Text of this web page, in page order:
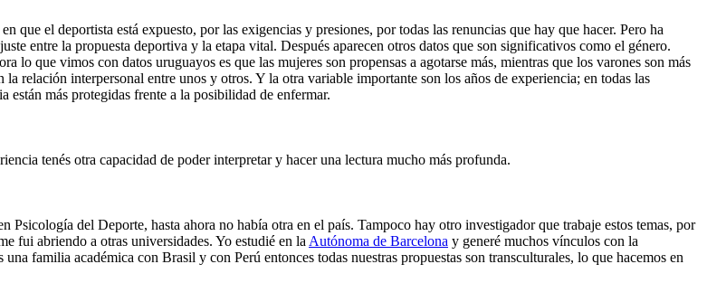
el deportista está expuesto, por las exigencias y presiones, por todas las renuncias que hay que hacer. Pero ha
entre la propuesta deportiva y la etapa vital. Después aparecen otros datos que son significativos como el género.
lo que vimos con datos uruguayos es que las mujeres son propensas a agotarse más, mientras que los varones son más
relación interpersonal entre unos y otros. Y la otra variable importante son los años de experiencia; en todas las
están más protegidas frente a la posibilidad de enfermar.
tenés otra capacidad de poder interpretar y hacer una lectura mucho más profunda.
del Deporte, hasta ahora no había otra en el país. Tampoco hay otro investigador que trabaje estos temas, por
fui abriendo a otras universidades. Yo estudié en laAutónoma de Barcelona y generé muchos vínculos con la
familia académica con Brasil y con Perú entonces todas nuestras propuestas son transculturales, lo que hacemos en